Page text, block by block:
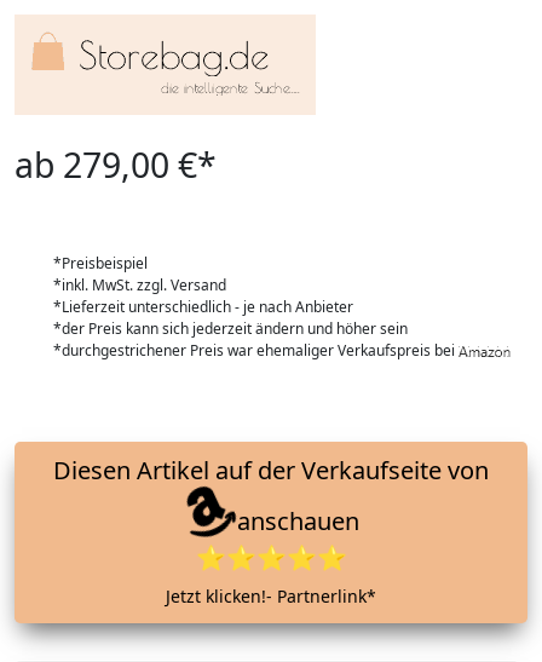
ab 279,00 €*
*Preisbeispiel
*inkl. MwSt. zzgl. Versand
*Lieferzeit unterschiedlich - je nach Anbieter
*der Preis kann sich jederzeit ändern und höher sein
*durchgestrichener Preis war ehemaliger Verkaufspreis bei
anschauen
⭐⭐⭐⭐⭐
Jetzt klicken!- Partnerlink*